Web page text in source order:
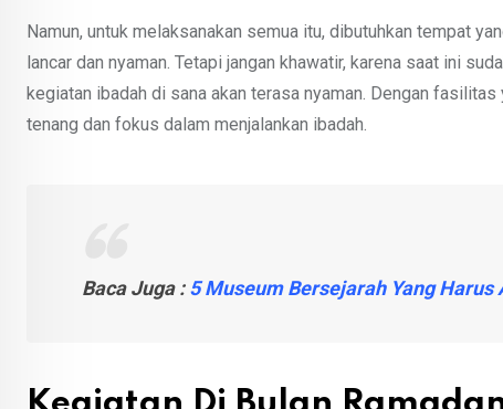
Namun, untuk melaksanakan semua itu, dibutuhkan tempat
lancar dan nyaman. Tetapi jangan khawatir, karena saat ini
kegiatan ibadah di sana akan terasa nyaman. Dengan
tenang dan fokus dalam menjalankan ibadah.
Baca Juga :5 Museum Bersejarah Yang Harus